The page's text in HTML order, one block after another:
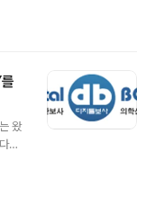
을
의
다.
면
진
선
왔
가..
ㅠ